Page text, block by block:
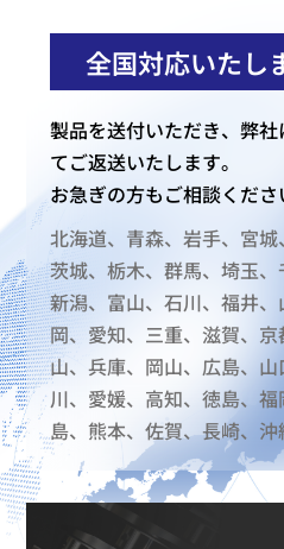
全国対応いたし
製品を送付いただき、弊
てご返送いたします。
お急ぎの方もご相談くださ
北海道、青森、岩手、宮城
茨城、栃木、群馬、埼玉、
新潟、富山、石川、福井
岡、愛知、三重、滋賀、
山、兵庫、岡山、広島、
川、愛媛、高知、徳島、
島、熊本、佐賀、長崎、沖